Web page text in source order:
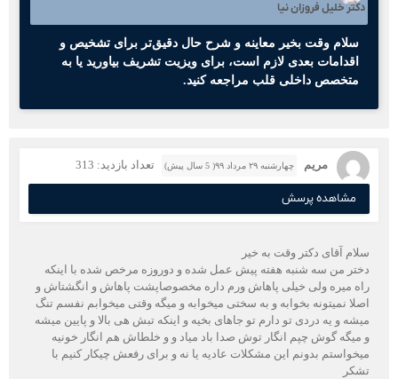
دکتر خلیل فروزان نیا
سلام وقت بخیر معاینه و شرح حال دقیق‌تر برای تشخیص و
اقدامات بعدی لازم است، برای ویزیت تشریف بیاورید یا به
متخصص داخلی قلب مراجعه کنید.
مریم چهارشنبه ۲۹ مرداد ۹۹( 5 سال پیش) تعداد بازدید: 313
مشاهده پرسش
سلام آقای دکتر وقت به خیر
دختر من سه شنبه هفته پیش عمل شده و دوروزه مرخص شده با اینکه
راه میره ولی خیلی پاهاش ورم داره مخصوصاپشت پاهاش و انگشتاش و
اصلا نمیتونه بخوابه و به سختی میخوابه و میگه وقتی میخوابم نفسم تنگ
میشه و یه دردی تو دارم تو جاهای بخیه و اینکه تبش هی بالا و پایین میشه
و میگه گوش چپم انگار توش صدا باد میاد و و خلطاش هم انگار خونیه
میخواستم بدونم این مشکلات عادیه یا نه و برای رفعش چیکار کنیم با
تشکر